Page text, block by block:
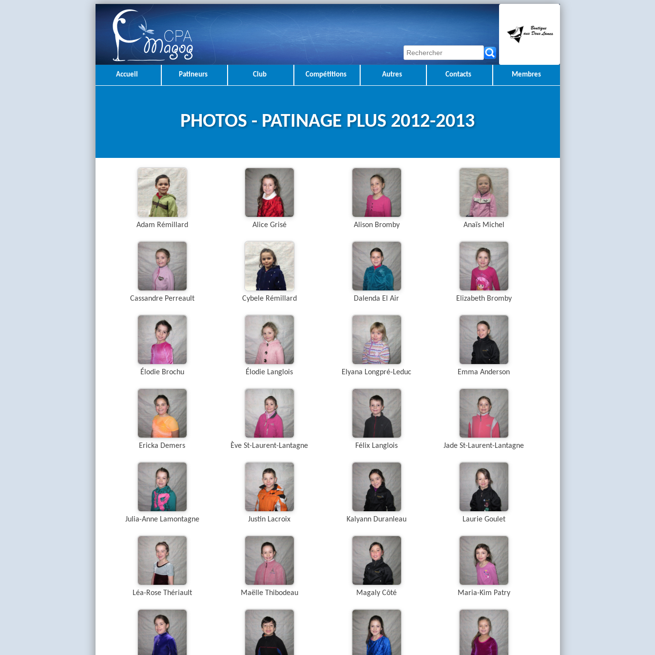
Accueil Patineurs Club Compétitions Autres Contacts Membres
PHOTOS - PATINAGE PLUS 2012-2013
Adam Rémillard Alice Grisé Alison Bromby Anaïs Michel
Cassandre Perreault Cybele Rémillard Dalenda El Air Elizabeth Bromby
Élodie Brochu Élodie Langlois Elyana Longpré-Leduc Emma Anderson
Ericka Demers Ève St-Laurent-Lantagne Félix Langlois Jade St-Laurent-Lantagne
Julia-Anne Lamontagne Justin Lacroix Kalyann Duranleau Laurie Goulet
Léa-Rose Thériault Maëlle Thibodeau Magaly Côté Maria-Kim Patry